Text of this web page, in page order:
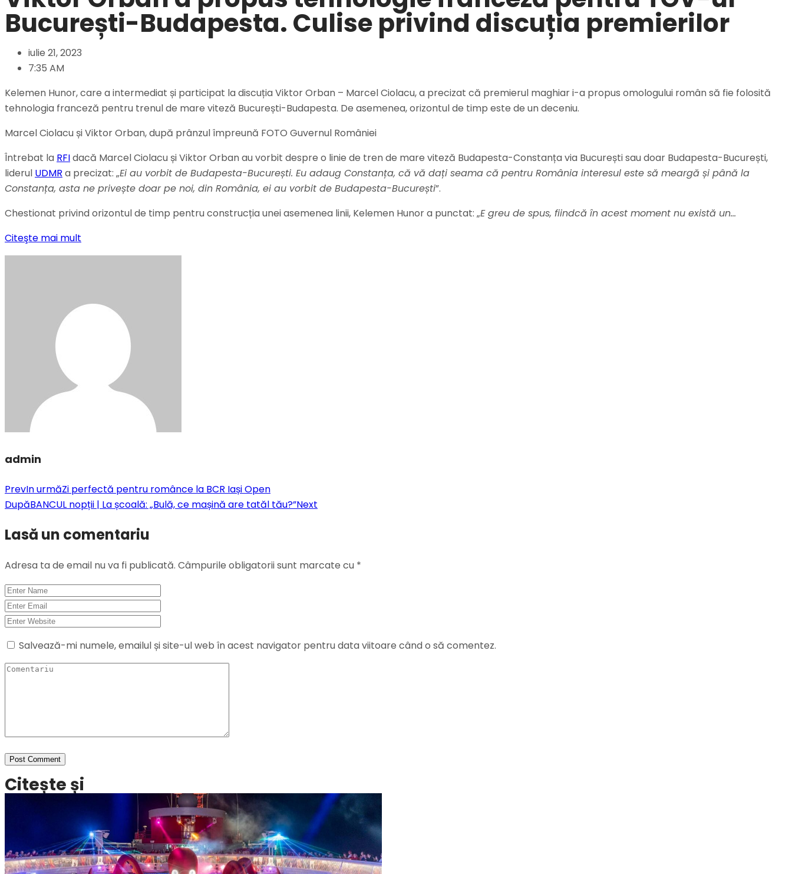
București-Budapesta. Culise privind discuția premierilor
iulie 21, 2023
7:35 AM
Kelemen Hunor, care a intermediat și participat la discuția Viktor Orban – Marcel Ciolacu, a precizat că premierul maghiar i-a propus omologului român să fie folosită
tehnologia franceză pentru trenul de mare viteză București-Budapesta. De asemenea, orizontul de timp este de un deceniu.
Marcel Ciolacu și Viktor Orban, după prânzul împreună FOTO Guvernul României
Întrebat la RFIdacă Marcel Ciolacu și Viktor Orban au vorbit despre o linie de tren de mare viteză Budapesta-Constanța via București sau doar Budapesta-București,
liderul UDMR a precizat: „Ei au vorbit de Budapesta-București. Eu adaug Constanța, că vă dați seama că pentru România interesul este să meargă și până la
Constanța, asta ne privește doar pe noi, din România, ei au vorbit de Budapesta-București”.
Chestionat privind orizontul de timp pentru construcția unei asemenea linii, Kelemen Hunor a punctat: „E greu de spus, fiindcă în acest moment nu există un…
Citeşte mai mult
admin
PrevIn urmăZi perfectă pentru românce la BCR Iași Open
DupăBANCUL nopții | La școală: „Bulă, ce mașină are tatăl tău?”Next
Lasă un comentariu
Adresa ta de email nu va fi publicată. Câmpurile obligatorii sunt marcate cu *
Salvează-mi numele, emailul și site-ul web în acest navigator pentru data viitoare când o să comentez.
Citește și